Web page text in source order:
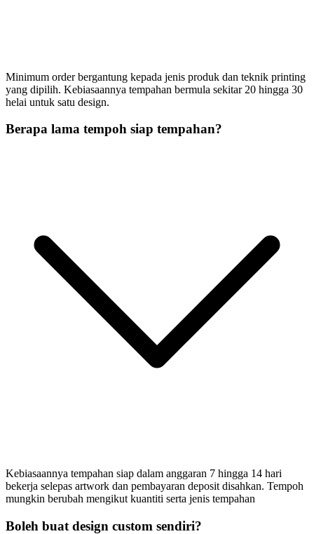
Minimum order bergantung kepada jenis produk dan teknik printing
yang dipilih. Kebiasaannya tempahan bermula sekitar 20 hingga 30
helai untuk satu design.
Berapa lama tempoh siap tempahan?
Kebiasaannya tempahan siap dalam anggaran 7 hingga 14 hari
bekerja selepas artwork dan pembayaran deposit disahkan. Tempoh
mungkin berubah mengikut kuantiti serta jenis tempahan
Boleh buat design custom sendiri?